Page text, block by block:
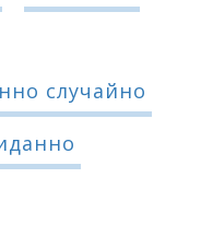
случайно